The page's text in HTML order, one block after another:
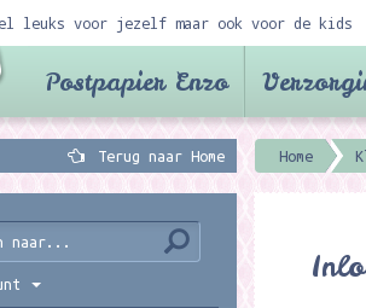
leuks voor jezelf maar ook voor de kids
Postpapier Enzo
Terug naar Home Home